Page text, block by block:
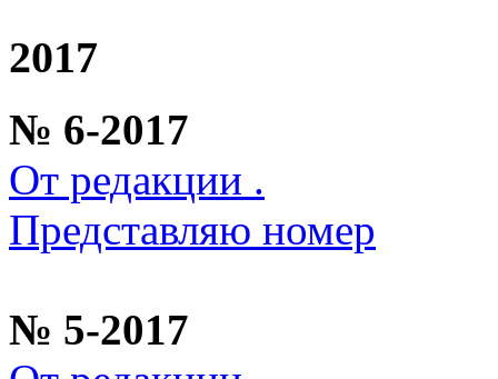
2017
№ 6-2017
От редакции .
Представляю номер
№ 5-2017